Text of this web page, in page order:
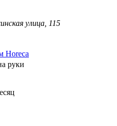
улица, 115
Horeca
руки